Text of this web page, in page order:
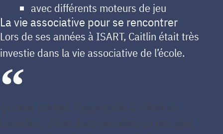
avec différents moteurs de jeu
La vie associative pour se rencontrer
Lors de ses années à ISART, Caitlin était très
investie dans la vie associative de l’école.
Ça nous permet d’apprendre à mieux se
connaître, d’être dans un milieu un peu plus